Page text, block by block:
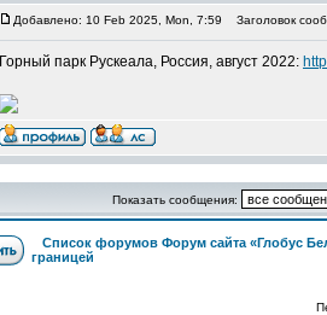
Добавлено: 10 Feb 2025, Mon, 7:59 Заголовок
Горный парк Рускеала, Россия, август 2022:
Показать сообщения:
Список форумов Форум сайта «Глобус
границей